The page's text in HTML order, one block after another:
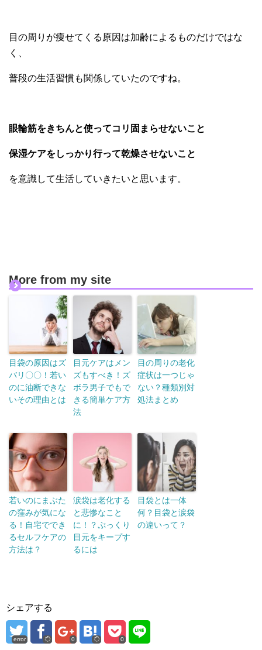
目の周りが痩せてくる原因は加齢によるものだけではな
く、
普段の生活習慣も関係していたのですね。
眼輪筋をきちんと使ってコリ固まらせないこと
保湿ケアをしっかり行って乾燥させないこと
を意識して生活していきたいと思います。
More from my site
目袋の原因はズ
バリ〇〇！若い
のに油断できな
いその理由とは
目元ケアはメン
ズもすべき！ズ
ボラ男子でもで
きる簡単ケア方
法
目の周りの老化
症状は一つじゃ
ない？種類別対
処法まとめ
若いのにまぶた
の窪みが気にな
る！自宅ででき
るセルフケアの
方法は？
涙袋は老化する
と悲惨なこと
に！？ぷっくり
目元をキープす
るには
目袋とは一体
何？目袋と涙袋
の違いって？
シェアする
error 0 0